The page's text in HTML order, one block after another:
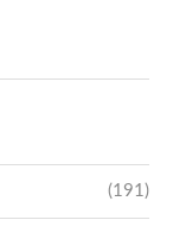
(191)